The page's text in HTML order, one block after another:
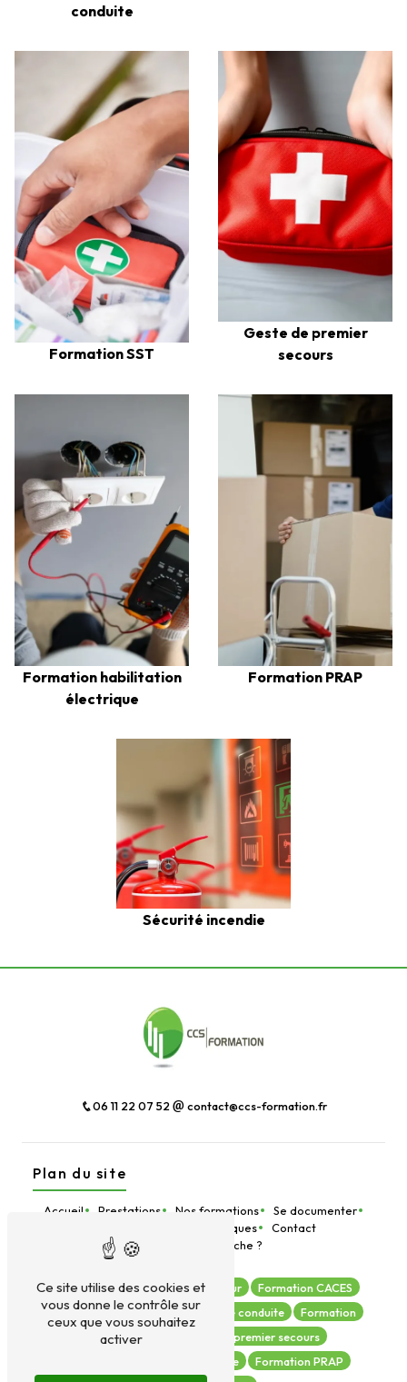
conduite
Formation SST
Geste de premier
secours
Formation habilitation
électrique
Formation PRAP
Sécurité incendie
06 11 22 07 52 contact@ccs-formation.fr
Plan du site
Accueil Prestations Nos formations
Se documenter
Infos pratiques
Contact
Le Bouche-À-Bouche ?
Formation manipulation extincteur
Formation CACES
Formation AIPR
Autorisation de conduite
Formation
Formation SST
Geste de premier secours
Formation habilitation électrique
Formation PRAP
Ce site utilise des cookies et
vous donne le contrôle sur
ceux que vous souhaitez
activer